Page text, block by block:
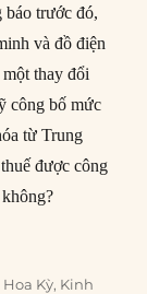
báo trước đó,
và đồ điện
thay đổi
công bố mức
từ Trung
được công
mạnh hơn
Hoa Kỳ, Kinh